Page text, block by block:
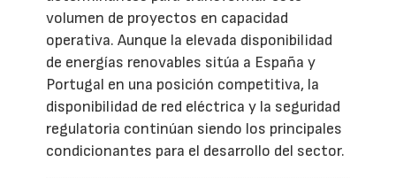
volumen de proyectos en capacidad
operativa. Aunque la elevada disponibilidad
de energías renovables sitúa a España y
Portugal en una posición competitiva, la
disponibilidad de red eléctrica y la seguridad
regulatoria continúan siendo los principales
condicionantes para el desarrollo del sector.